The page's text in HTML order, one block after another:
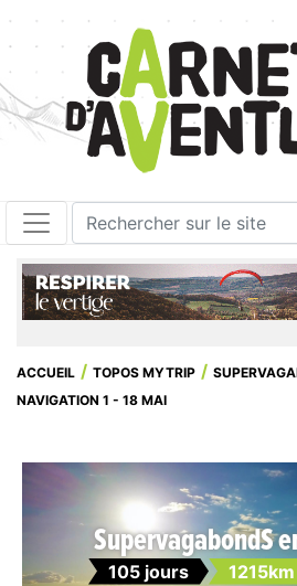
ACCUEIL TOPOS MYTRIP
NAVIGATION 1 - 18 MAI
SupervagabondS
105 jours 1215km